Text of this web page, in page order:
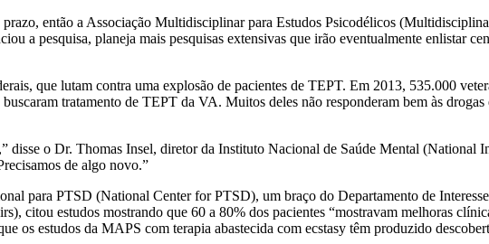
prazo, então a Associação Multidisciplinar para Estudos Psicodélicos
a pesquisa, planeja mais pesquisas extensivas que irão eventualmente enlistar
que lutam contra uma explosão de pacientes de TEPT. Em 2013, 535.000
tratamento de TEPT da VA. Muitos deles não responderam bem às drogas
disse o Dr. Thomas Insel, diretor da Instituto Nacional de Saúde Mental (National
de algo novo.”
para PTSD (National Center for PTSD), um braço do Departamento de
citou estudos mostrando que 60 a 80% dos pacientes “mostravam melhoras
os estudos da MAPS com terapia abastecida com ecstasy têm produzido